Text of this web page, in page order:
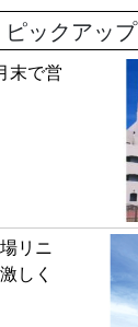
ピックアップ
末で営
リニ
しく